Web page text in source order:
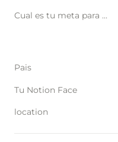
Cual es tu meta para este año?
Pais
Tu Notion Face
location